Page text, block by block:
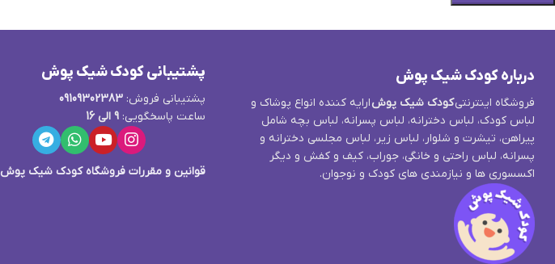
درباره کودک شیک پوش
فروشگاه اینترنتیکودک شیک پوشارایه کننده انواع پوشاک و
لباس کودک، لباس دخترانه، لباس پسرانه، لباس بچه شامل
پیراهن، تیشرت و شلوار، لباس زیر، لباس مجلسی دخترانه و
پسرانه، لباس راحتی و خانگی، جوراب، کیف و کفش و دیگر
اکسسوری ها و نیازمندی های کودک و نوجوان.
پشتیبانی کودک شیک پوش
پشتیبانی فروش:09109302383
ساعت پاسخگویی:9 الی 16
قوانین و مقررات فروشگاه کودک شیک پوش